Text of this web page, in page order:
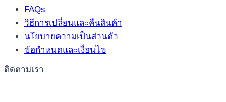
FAQs
วิธีการเปลี่ยนและคืนสินค้า
นโยบายความเป็นส่วนตัว
ข้อกำหนดและเงื่อนไข
ติดตามเรา